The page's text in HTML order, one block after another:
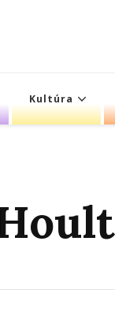
Kultúra